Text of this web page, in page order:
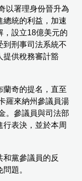
以署理身份晉升為
總統的利益，加速
，設立18億美元的
到刑事司法系統不
提供稅務審計豁
蘭奇的提名，直至
羅來納州參議員湯
。參議員與司法部
行表決，並於本周
和黨參議員的反
題。